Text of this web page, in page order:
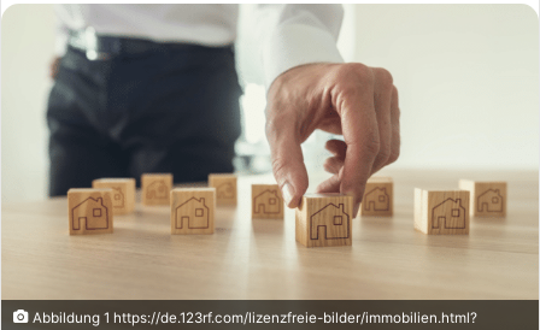
Abbildung 1 https://de.123rf.com/lizenzfreie-bilder/immobilien.html?